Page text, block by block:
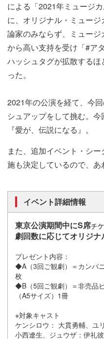
による「2021年ミュージ
に、オリジナル・ミュー
論家のみならず、ミュー
から高い支持を受け「#ア
ハッシュタグが拡散する
った。
2021年の公演を経て、今
シュアップをして挑む。
『愛が、伝説になる』。
また、追加イベント・シ
施も決定しているので、あ
イベント詳細情報
東京公演期間中にS席
劇回数に応じてオリジナ
プレゼント内容：
◆A（3回ご観劇）＝カンパ
枚
◆B（5回ご観劇）＝非売品
（A5サイズ）1冊
※対象キャスト
ケンシロウ： 大貫勇輔、ユ
小西遼生、ジュウザ：伊礼